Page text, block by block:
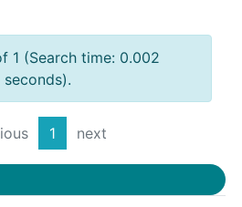
1 (Search time: 0.002
seconds).
1 next